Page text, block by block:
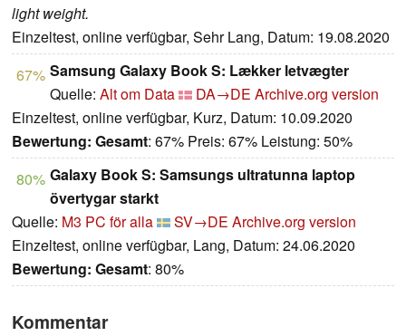
light weight.
Einzeltest, online verfügbar, Sehr Lang, Datum: 19.08.2020
67% Samsung Galaxy Book S: Lækker letvægter
Quelle: Alt om Data DA→DE Archive.org version
Einzeltest, online verfügbar, Kurz, Datum: 10.09.2020
Bewertung: Gesamt: 67% Preis: 67% Leistung: 50%
80% Galaxy Book S: Samsungs ultratunna laptop
övertygar starkt
Quelle: M3 PC för alla SV→DE Archive.org version
Einzeltest, online verfügbar, Lang, Datum: 24.06.2020
Bewertung: Gesamt: 80%
Kommentar